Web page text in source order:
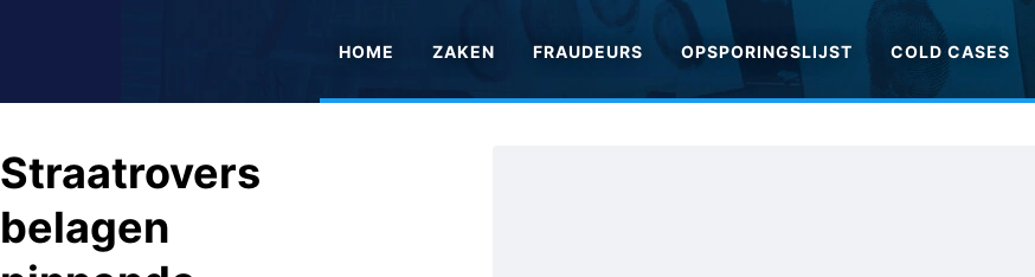
HOME ZAKEN FRAUDEURS OPSPORINGSLIJST COLD CASES
Straatrovers
belagen